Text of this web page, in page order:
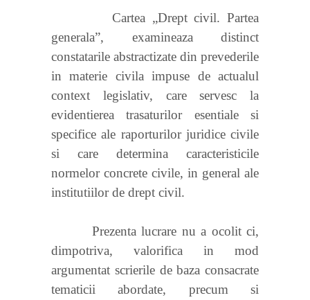
Cartea „Drept civil. Partea
generala”, examineaza distinct
constatarile abstractizate din prevederile
in materie civila impuse de actualul
context legislativ, care servesc la
evidentierea trasaturilor esentiale si
specifice ale raporturilor juridice civile
si care determina caracteristicile
normelor concrete civile, in general ale
institutiilor de drept civil.
Prezenta lucrare nu a ocolit ci,
dimpotriva, valorifica in mod
argumentat scrierile de baza consacrate
tematicii abordate, precum si